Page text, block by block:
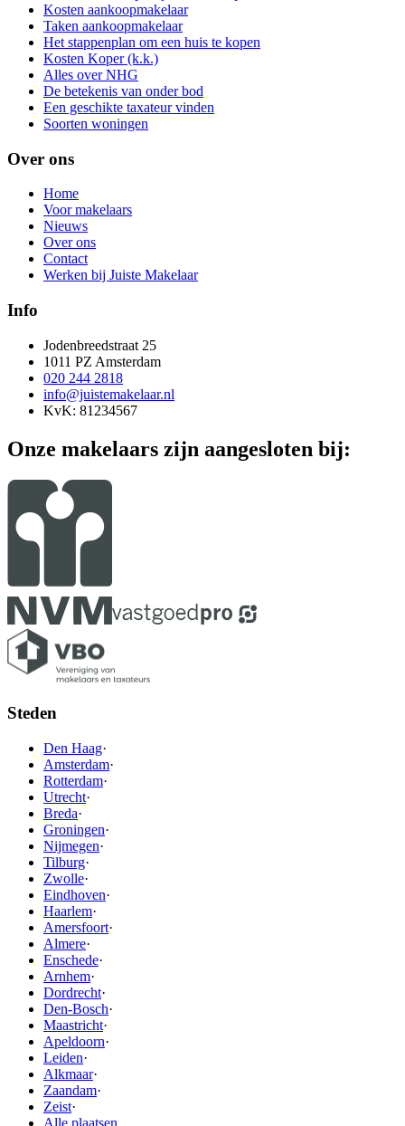
Kosten aankoopmakelaar
Taken aankoopmakelaar
Het stappenplan om een huis te kopen
Kosten Koper (k.k.)
Alles over NHG
De betekenis van onder bod
Een geschikte taxateur vinden
Soorten woningen
Over ons
Home
Voor makelaars
Nieuws
Over ons
Contact
Werken bij Juiste Makelaar
Info
Jodenbreedstraat 25
1011 PZ Amsterdam
020 244 2818
info@juistemakelaar.nl
KvK: 81234567
Onze makelaars zijn aangesloten bij:
Steden
Den Haag·
Amsterdam·
Rotterdam·
Utrecht·
Breda·
Groningen·
Nijmegen·
Tilburg·
Zwolle·
Eindhoven·
Haarlem·
Amersfoort·
Almere·
Enschede·
Arnhem·
Dordrecht·
Den-Bosch·
Maastricht·
Apeldoorn·
Leiden·
Alkmaar·
Zaandam·
Zeist·
Alle plaatsen